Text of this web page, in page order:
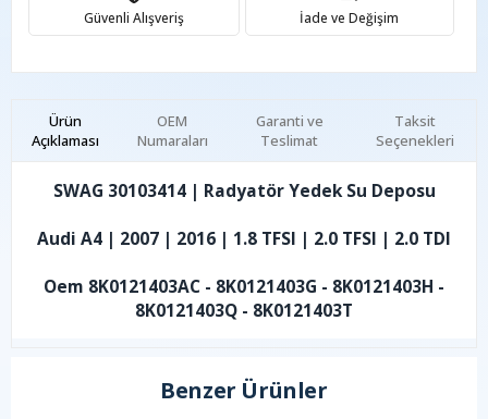
Güvenli Alışveriş İade ve Değişim
Ürün
Açıklaması
Garanti ve
Teslimat
Taksit
Seçenekleri
OEM
Numaraları
SWAG 30103414 | Radyatör Yedek Su Deposu
Audi A4 | 2007 | 2016 | 1.8 TFSI | 2.0 TFSI | 2.0 TDI
Oem 8K0121403AC - 8K0121403G - 8K0121403H -
8K0121403Q - 8K0121403T
Benzer Ürünler